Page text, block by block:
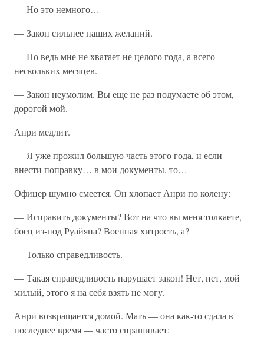
— Но это немного…
— Закон сильнее наших желаний.
— Но ведь мне не хватает не целого года, а всего
нескольких месяцев.
— Закон неумолим. Вы еще не раз подумаете об этом,
дорогой мой.
Анри медлит.
— Я уже прожил большую часть этого года, и если
внести поправку… в мои документы, то…
Офицер шумно смеется. Он хлопает Анри по колену:
— Исправить документы? Вот на что вы меня толкаете,
боец из-под Руайяна? Военная хитрость, а?
— Только справедливость.
— Такая справедливость нарушает закон! Нет, нет, мой
милый, этого я на себя взять не могу.
Анри возвращается домой. Мать — она как-то сдала в
последнее время — часто спрашивает: